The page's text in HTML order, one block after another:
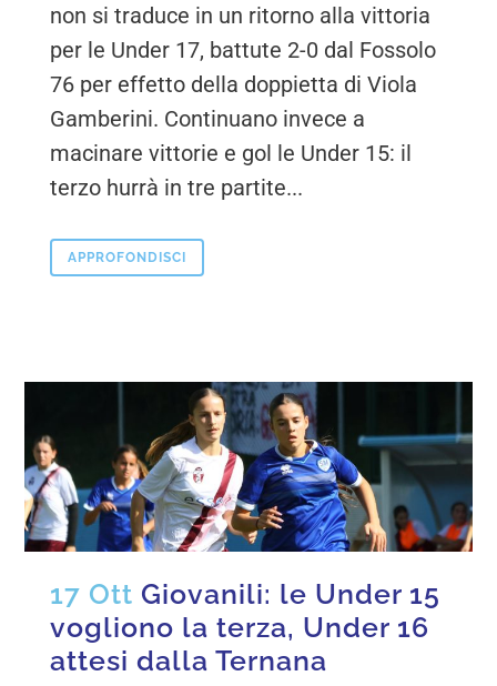
non si traduce in un ritorno alla vittoria
per le Under 17, battute 2-0 dal Fossolo
76 per effetto della doppietta di Viola
Gamberini. Continuano invece a
macinare vittorie e gol le Under 15: il
terzo hurrà in tre partite...
APPROFONDISCI
17 Ott Giovanili: le Under 15
vogliono la terza, Under 16
attesi dalla Ternana